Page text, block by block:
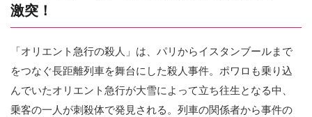
激突！
「オリエント急行の殺人」は、パリからイスタンブールまで
をつなぐ長距離列車を舞台にした殺人事件。ポワロも乗り込
んでいたオリエント急行が大雪によって立ち往生となる中、
乗客の一人が刺殺体で発見される。列車の関係者から事件の